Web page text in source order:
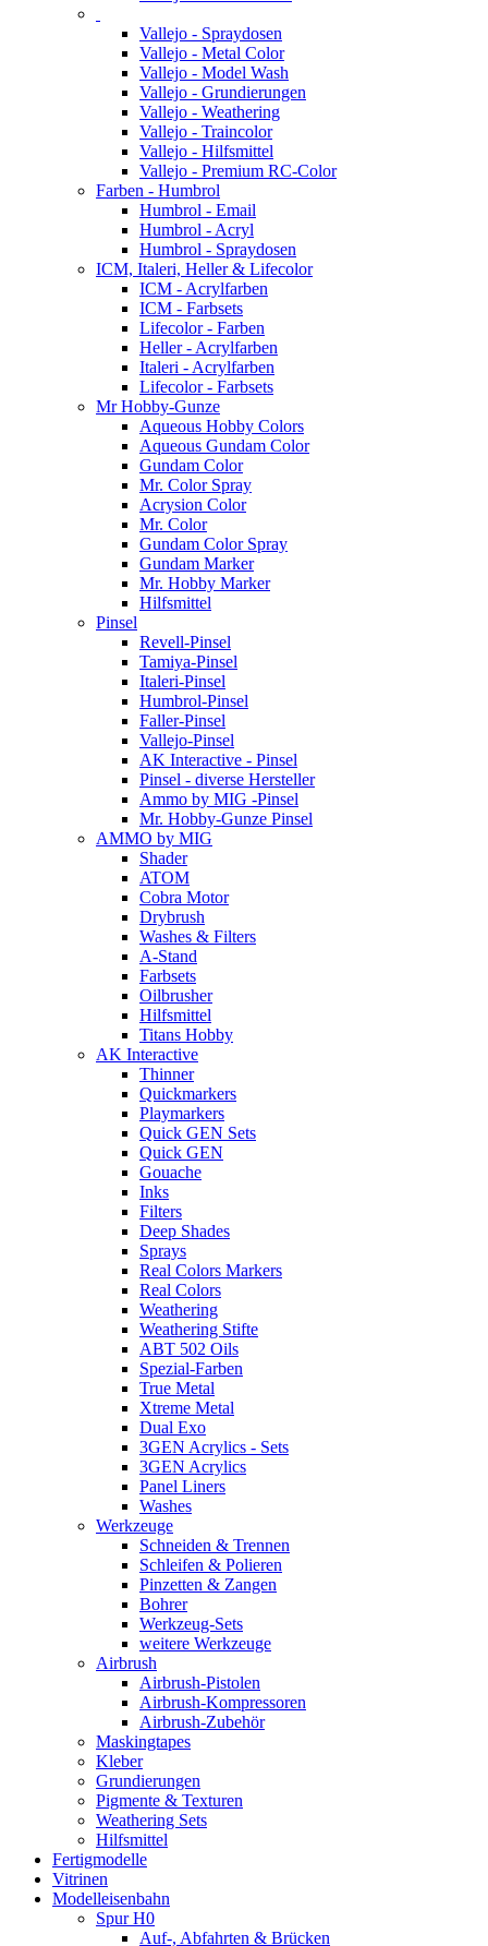
Vallejo - Spraydosen
Vallejo - Metal Color
Vallejo - Model Wash
Vallejo - Grundierungen
Vallejo - Weathering
Vallejo - Traincolor
Vallejo - Hilfsmittel
Vallejo - Premium RC-Color
Farben - Humbrol
Humbrol - Email
Humbrol - Acryl
Humbrol - Spraydosen
ICM, Italeri, Heller & Lifecolor
ICM - Acrylfarben
ICM - Farbsets
Lifecolor - Farben
Heller - Acrylfarben
Italeri - Acrylfarben
Lifecolor - Farbsets
Mr Hobby-Gunze
Aqueous Hobby Colors
Aqueous Gundam Color
Gundam Color
Mr. Color Spray
Acrysion Color
Mr. Color
Gundam Color Spray
Gundam Marker
Mr. Hobby Marker
Hilfsmittel
Pinsel
Revell-Pinsel
Tamiya-Pinsel
Italeri-Pinsel
Humbrol-Pinsel
Faller-Pinsel
Vallejo-Pinsel
AK Interactive - Pinsel
Pinsel - diverse Hersteller
Ammo by MIG -Pinsel
Mr. Hobby-Gunze Pinsel
AMMO by MIG
Shader
ATOM
Cobra Motor
Drybrush
Washes & Filters
A-Stand
Farbsets
Oilbrusher
Hilfsmittel
Titans Hobby
AK Interactive
Thinner
Quickmarkers
Playmarkers
Quick GEN Sets
Quick GEN
Gouache
Inks
Filters
Deep Shades
Sprays
Real Colors Markers
Real Colors
Weathering
Weathering Stifte
ABT 502 Oils
Spezial-Farben
True Metal
Xtreme Metal
Dual Exo
3GEN Acrylics - Sets
3GEN Acrylics
Panel Liners
Washes
Werkzeuge
Schneiden & Trennen
Schleifen & Polieren
Pinzetten & Zangen
Bohrer
Werkzeug-Sets
weitere Werkzeuge
Airbrush
Airbrush-Pistolen
Airbrush-Kompressoren
Airbrush-Zubehör
Maskingtapes
Kleber
Grundierungen
Pigmente & Texturen
Weathering Sets
Hilfsmittel
Fertigmodelle
Vitrinen
Modelleisenbahn
Spur H0
Auf-, Abfahrten & Brücken